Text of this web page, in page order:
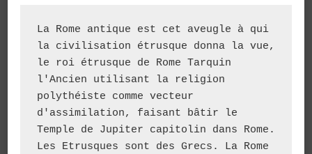
La Rome antique est cet aveugle à qui
la civilisation étrusque donna la vue,
le roi étrusque de Rome Tarquin
l'Ancien utilisant la religion
polythéiste comme vecteur
d'assimilation, faisant bâtir le
Temple de Jupiter capitolin dans Rome.
Les Etrusques sont des Grecs. La Rome